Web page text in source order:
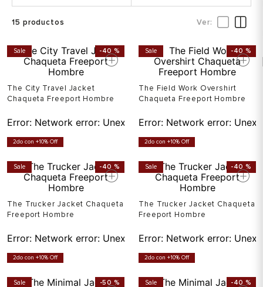
15 productos
Sale -40 %
The City Travel Jacket
Chaqueta Freeport Hombre
Error: Network error: Unexpected token T in JSON at
2do con +10% Off
Sale -40 %
The Field Work Overshirt
Chaqueta Freeport Hombre
Error: Network error:
2do con +10% Off
Sale -40 %
The Trucker Jacket Chaqueta
Freeport Hombre
Error: Network error: Unexpected token T in JSON at
2do con +10% Off
Sale -40 %
The Trucker Jacket Chaqueta
Freeport Hombre
Error: Network error:
2do con +10% Off
Sale -50 % Sale -40 %